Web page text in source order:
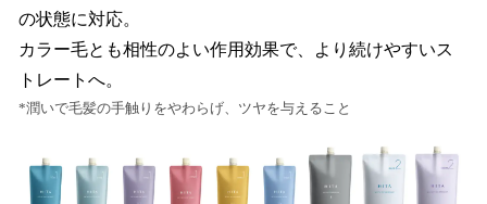
の状態に対応。
カラー毛とも相性のよい作用効果で、より続けやすいス
トレートへ。
*潤いで毛髪の手触りをやわらげ、ツヤを与えること